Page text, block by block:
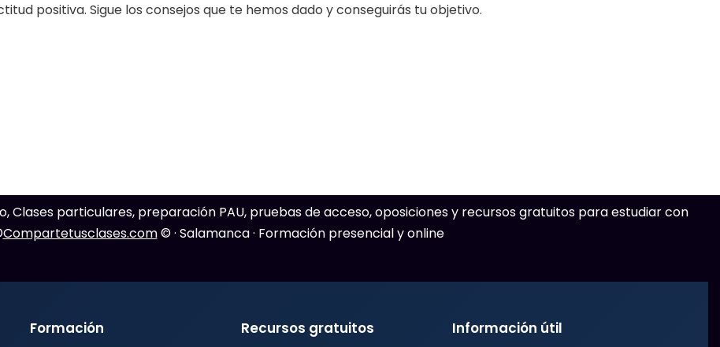
positiva. Sigue los consejos que te hemos dado y conseguirás tu objetivo.
Clases particulares, preparación PAU, pruebas de acceso, oposiciones y recursos gratuitos para estudiar con
Compartetusclases.com© · Salamanca · Formación presencial y online
Formación Recursos gratuitos Información útil